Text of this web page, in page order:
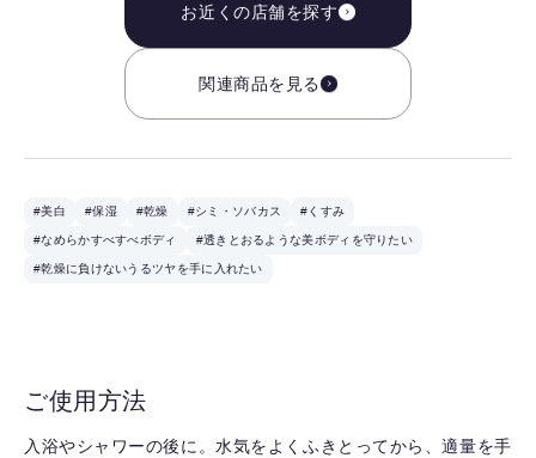
お近くの店舗を探す
関連商品を見る
#美白 #保湿 #乾燥 #シミ・ソバカス #くすみ
#なめらかすべすべボディ #透きとおるような美ボディを守りたい
#乾燥に負けないうるツヤを手に入れたい
ご使用方法
入浴やシャワーの後に。水気をよくふきとってから、適量を手